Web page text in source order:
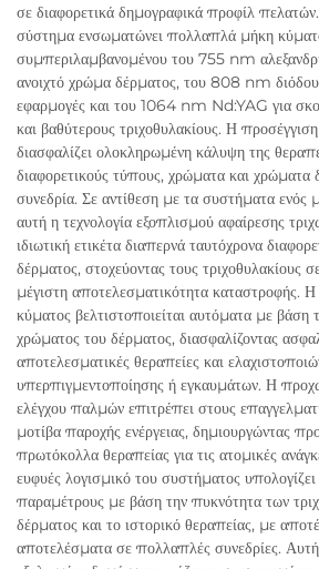
σε διαφορετικά δημογραφικά προφίλ
σύστημα ενσωματώνει πολλαπλά μήκη
συμπεριλαμβανομένου του 755 nm
ανοιχτό χρώμα δέρματος, του 808 nm
εφαρμογές και του 1064 nm Nd:YAG για
και βαθύτερους τριχοθυλακίους. Η
διασφαλίζει ολοκληρωμένη κάλυψη της
διαφορετικούς τύπους, χρώματα και
συνεδρία. Σε αντίθεση με τα συστήματα ενός
αυτή η τεχνολογία εξοπλισμού αφαίρεσης
ιδιωτική ετικέτα διαπερνά ταυτόχρονα
δέρματος, στοχεύοντας τους τριχοθυλακίους
μέγιστη αποτελεσματικότητα καταστροφής.
κύματος βελτιστοποιείται αυτόματα με βάση
χρώματος του δέρματος, διασφαλίζοντας
αποτελεσματικές θεραπείες και
υπερπιγμεντοποίησης ή εγκαυμάτων. Η
ελέγχου παλμών επιτρέπει στους
μοτίβα παροχής ενέργειας, δημιουργώντας
πρωτόκολλα θεραπείας για τις ατομικές
ευφυές λογισμικό του συστήματος υπολογίζει
παραμέτρους με βάση την πυκνότητα των
δέρματος και το ιστορικό θεραπείας, με
αποτελέσματα σε πολλαπλές συνεδρίες. Αυτή